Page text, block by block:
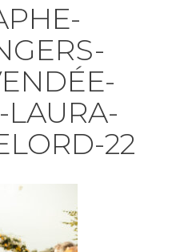
LAURA-
22